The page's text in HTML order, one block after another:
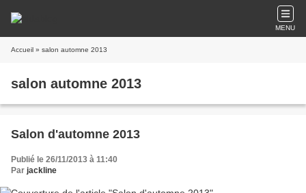
MENU
Accueil » salon automne 2013
salon automne 2013
Salon d'automne 2013
Publié le 26/11/2013 à 11:40
Par jackline